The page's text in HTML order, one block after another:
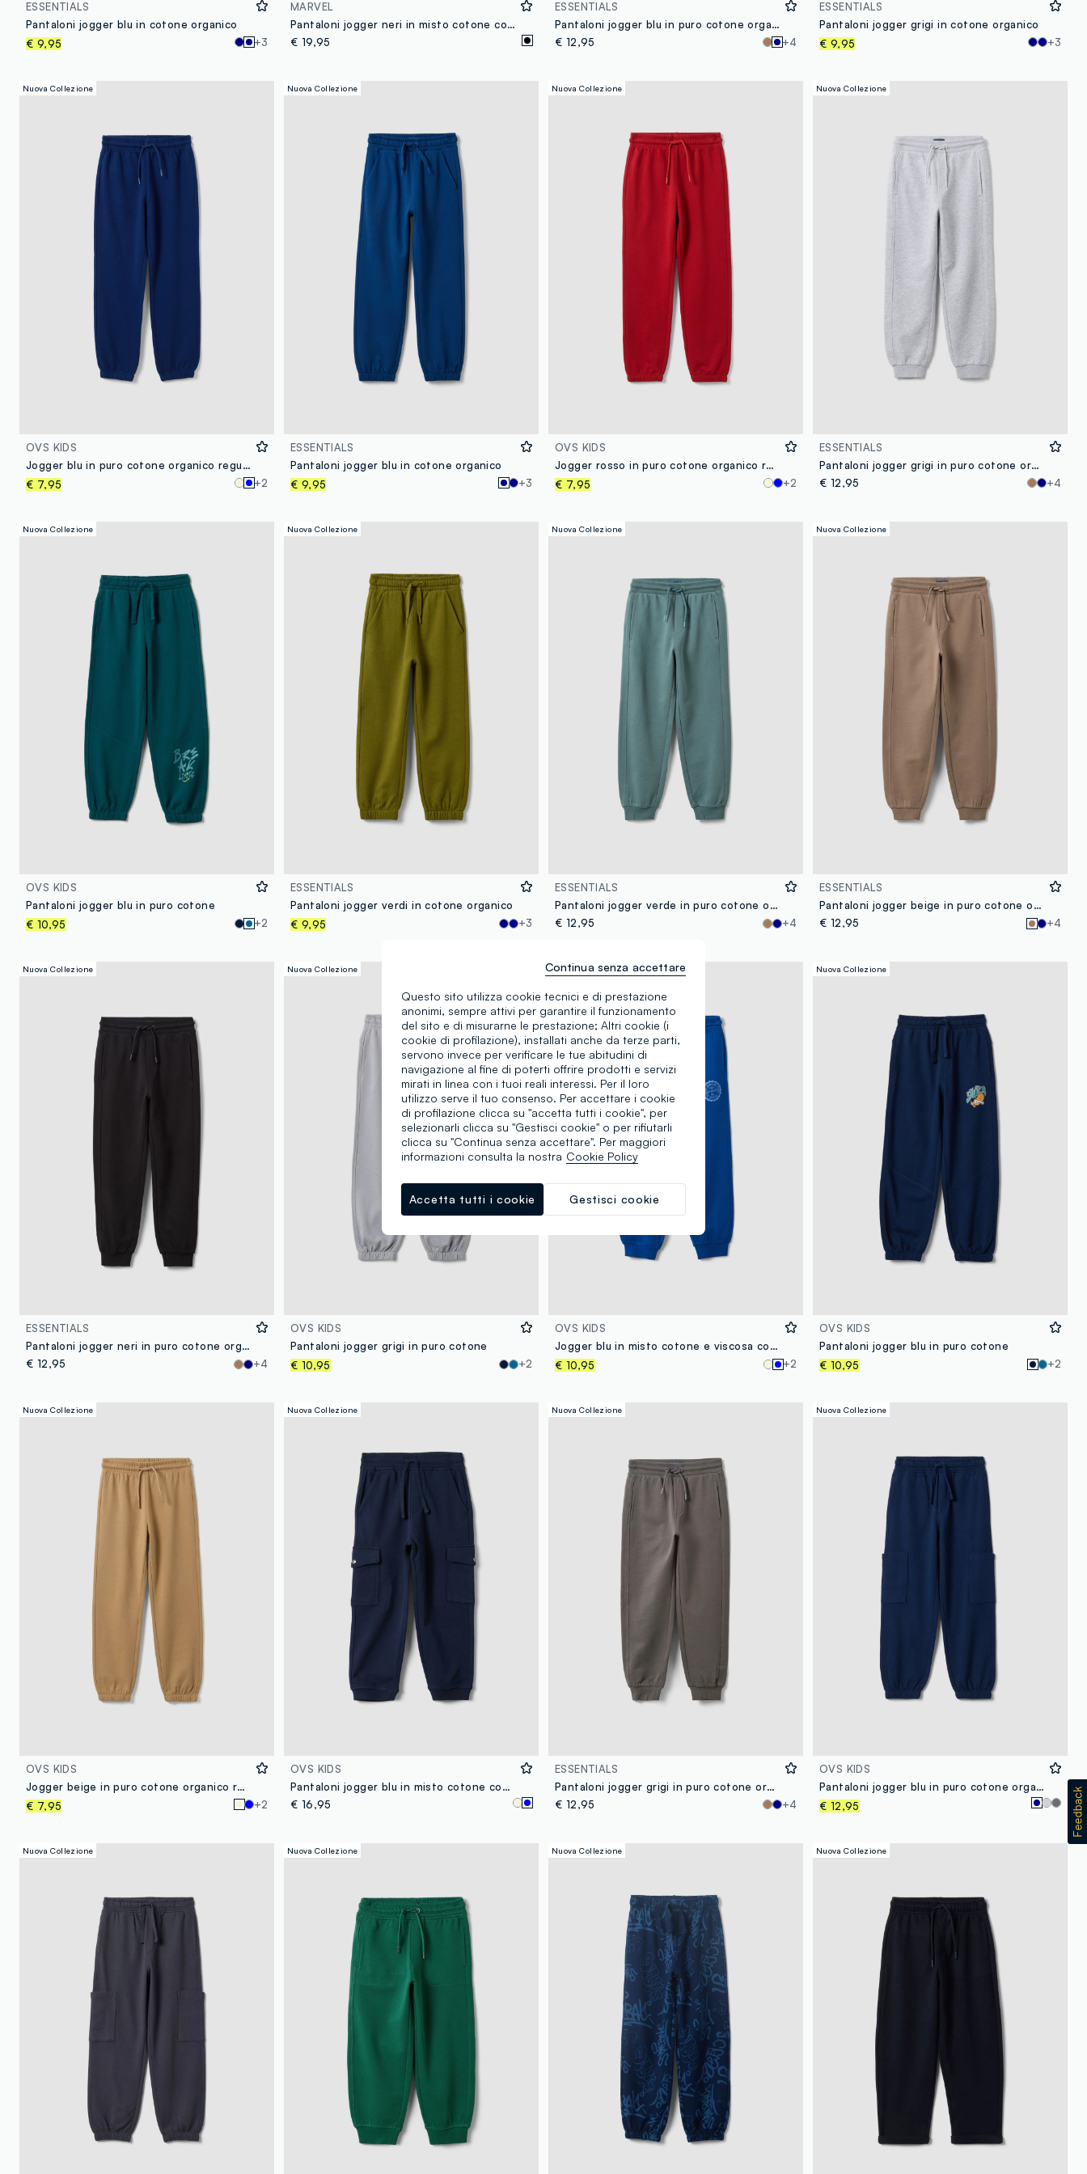
ESSENTIALS
Pantaloni jogger blu in cotone organico
€ 9,95
+3
MARVEL
Pantaloni jogger neri in misto cotone con grafiche MARVEL Spider-Man per bambino
€ 19,95
ESSENTIALS
Pantaloni jogger blu in puro cotone organico comfort fit per bambino
€ 12,95
+4
ESSENTIALS
Pantaloni jogger grigi in cotone organico
€ 9,95
+3
Nuova Collezione
OVS KIDS
Jogger blu in puro cotone organico regular fit per bambino
€ 7,95
+2
Nuova Collezione
ESSENTIALS
Pantaloni jogger blu in cotone organico
€ 9,95
+3
Nuova Collezione
OVS KIDS
Jogger rosso in puro cotone organico regular fit per bambino
€ 7,95
+2
Nuova Collezione
ESSENTIALS
Pantaloni jogger grigi in puro cotone organico comfort fit per bambino
€ 12,95
+4
Nuova Collezione
OVS KIDS
Pantaloni jogger blu in puro cotone
€ 10,95
+2
Nuova Collezione
ESSENTIALS
Pantaloni jogger verdi in cotone organico
€ 9,95
+3
Nuova Collezione
ESSENTIALS
Pantaloni jogger verde in puro cotone organico comfort fit per bambino
€ 12,95
+4
Nuova Collezione
ESSENTIALS
Pantaloni jogger beige in puro cotone organico comfort fit per bambino
€ 12,95
+4
Nuova Collezione
ESSENTIALS
Pantaloni jogger neri in puro cotone organico comfort fit per bambino
€ 12,95
+4
Nuova Collezione
OVS KIDS
Pantaloni jogger grigi in puro cotone
€ 10,95
+2
Nuova Collezione
OVS KIDS
Jogger blu in misto cotone e viscosa con stampa a contrasto per bambino
€ 10,95
+2
Nuova Collezione
OVS KIDS
Pantaloni jogger blu in puro cotone
€ 10,95
+2
Nuova Collezione
OVS KIDS
Jogger beige in puro cotone organico regular fit per bambino
€ 7,95
+2
Nuova Collezione
OVS KIDS
Pantaloni jogger blu in misto cotone con tasche cargo per bambino
€ 16,95
Nuova Collezione
ESSENTIALS
Pantaloni jogger grigi in puro cotone organico comfort fit per bambino
€ 12,95
+4
Nuova Collezione
OVS KIDS
Pantaloni jogger blu in puro cotone organico con tasche cargo per bambino
€ 12,95
Nuova Collezione Nuova Collezione Nuova Collezione Nuova Collezione
Questo sito utilizza cookie tecnici e di prestazione
anonimi, sempre attivi per garantire il funzionamento
del sito e di misurarne le prestazione; Altri cookie (i
cookie di profilazione), installati anche da terze parti,
servono invece per verificare le tue abitudini di
navigazione al fine di poterti offrire prodotti e servizi
mirati in linea con i tuoi reali interessi. Per il loro
utilizzo serve il tuo consenso. Per accettare i cookie
di profilazione clicca su "accetta tutti i cookie", per
selezionarli clicca su "Gestisci cookie" o per rifiutarli
clicca su "Continua senza accettare". Per maggiori
informazioni consulta la nostra Cookie Policy
Gestisci cookie
Accetta tutti i cookie
Continua senza accettare